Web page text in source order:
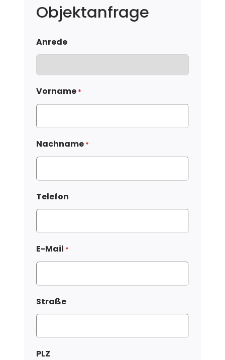
Objektanfrage
Anrede
Vorname *
Nachname *
Telefon
E-Mail *
Straße
PLZ